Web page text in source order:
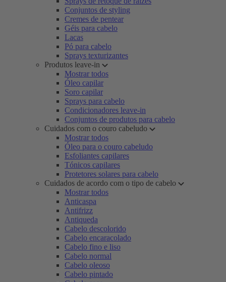
Conjuntos de styling
Cremes de pentear
Géis para cabelo
Lacas
Pó para cabelo
Sprays texturizantes
Produtos leave-in
Mostrar todos
Óleo capilar
Soro capilar
Sprays para cabelo
Condicionadores leave-in
Conjuntos de produtos para cabelo
Cuidados com o couro cabeludo
Mostrar todos
Óleo para o couro cabeludo
Esfoliantes capilares
Tónicos capilares
Protetores solares para cabelo
Cuidados de acordo com o tipo de cabelo
Mostrar todos
Anticaspa
Antifrizz
Antiqueda
Cabelo descolorido
Cabelo encaracolado
Cabelo fino e liso
Cabelo normal
Cabelo oleoso
Cabelo pintado